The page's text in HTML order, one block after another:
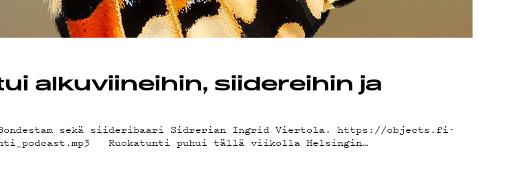
alkuviineihin, siidereihin ja
sekä siideribaari Sidrerian Ingrid Viertola. https://objects.fi-
Ruokatunti puhui tällä viikolla Helsingin…